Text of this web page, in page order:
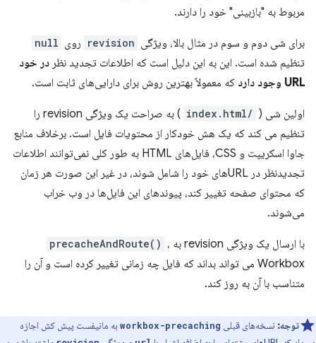
مربوط به "بازبینی" خود را دارند.
برای شی دوم و سوم در مثال بالا، ویژگی revision روی null
تنظیم شده است. این به این دلیل است که اطلاعات تجدید نظر در خود
URL وجود دارد
که معمولاً بهترین روش برای دارایی‌های ثابت است.
اولین شی ( /index.html
) به صراحت یک ویژگی revision را
تنظیم می کند که یک هش خودکار از محتویات فایل است. برخلاف منابع
جاوا اسکریپت و CSS، فایل‌های HTML به طور کلی نمی‌توانند اطلاعات
تجدیدنظر در URL‌های خود را شامل شوند، در غیر این صورت هر زمان
که محتوای صفحه تغییر کند، پیوندهای این فایل‌ها در وب خراب
می‌شوند.
با ارسال یک ویژگی revision به precacheAndRoute() ،
Workbox می تواند بداند که فایل چه زمانی تغییر کرده است و آن را
متناسب با آن به روز کند.
توجه: نسخه‌های قبلی workbox-precaching به مانیفست پیش کش اجازه